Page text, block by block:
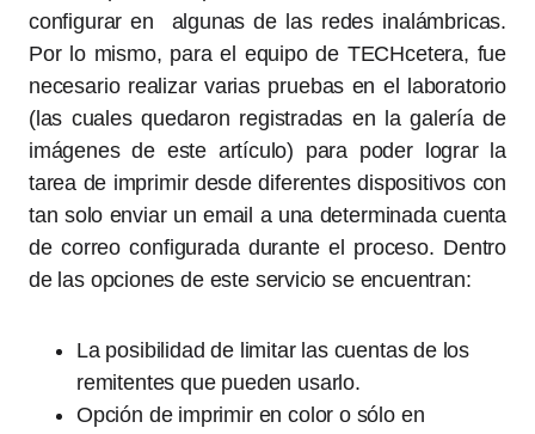
configurar en algunas de las redes inalámbricas.
Por lo mismo, para el equipo de TECHcetera, fue
necesario realizar varias pruebas en el laboratorio
(las cuales quedaron registradas en la galería de
imágenes de este artículo) para poder lograr la
tarea de imprimir desde diferentes dispositivos con
tan solo enviar un email a una determinada cuenta
de correo configurada durante el proceso. Dentro
de las opciones de este servicio se encuentran:
La posibilidad de limitar las cuentas de los
remitentes que pueden usarlo.
Opción de imprimir en color o sólo en